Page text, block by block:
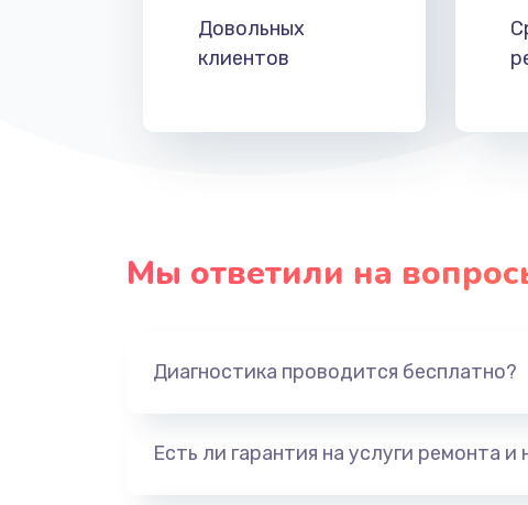
Довольных
клиентов
Мы ответили на
Диагностика проводится бесплатно?
Есть ли гарантия на услуги ремонта